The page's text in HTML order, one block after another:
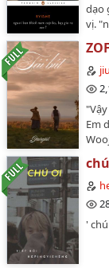
dạo
vị.
Em
one
'